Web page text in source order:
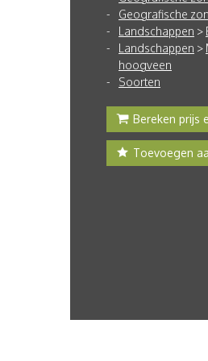
Geografische
Landschappen >
Landschappen >
hoogveen
Soorten
Bereken prijs
Toevoegen